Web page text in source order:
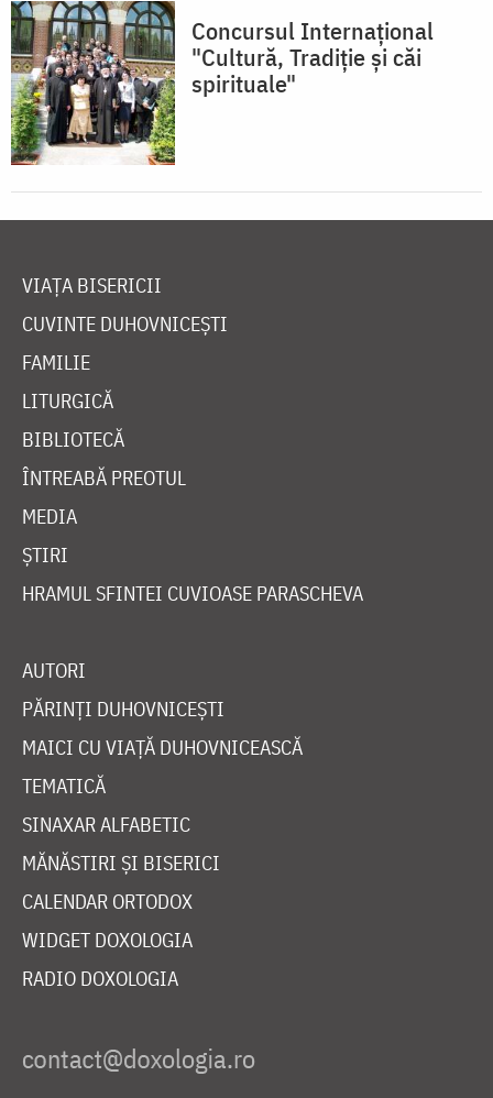
Concursul Internaţional
"Cultură, Tradiţie şi căi
spirituale"
VIAȚA BISERICII
CUVINTE DUHOVNICEȘTI
FAMILIE
LITURGICĂ
BIBLIOTECĂ
ÎNTREABĂ PREOTUL
MEDIA
ȘTIRI
HRAMUL SFINTEI CUVIOASE PARASCHEVA
AUTORI
PĂRINȚI DUHOVNICEȘTI
MAICI CU VIAȚĂ DUHOVNICEASCĂ
TEMATICĂ
SINAXAR ALFABETIC
MĂNĂSTIRI ȘI BISERICI
CALENDAR ORTODOX
WIDGET DOXOLOGIA
RADIO DOXOLOGIA